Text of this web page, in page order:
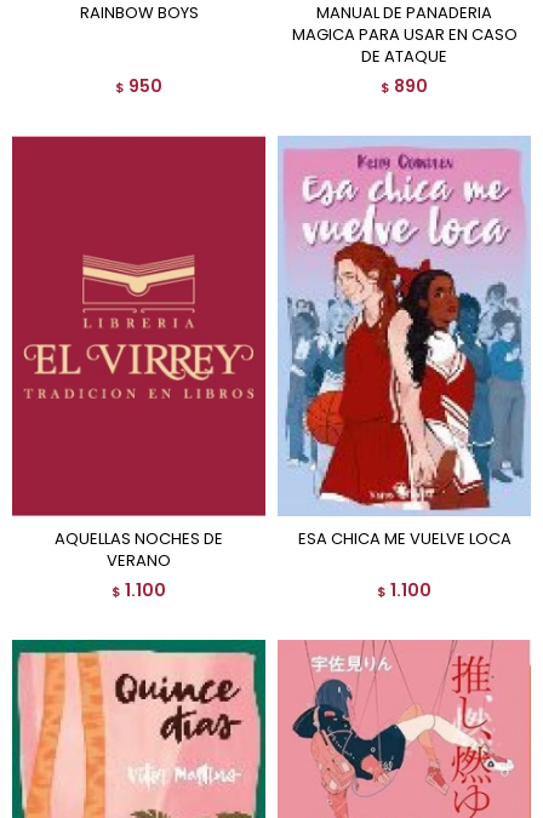
RAINBOW BOYS
$ 950
MANUAL DE PANADERIA
MAGICA PARA USAR EN CASO
DE ATAQUE
$ 890
AQUELLAS NOCHES DE
VERANO
$ 1.100
ESA CHICA ME VUELVE LOCA
$ 1.100